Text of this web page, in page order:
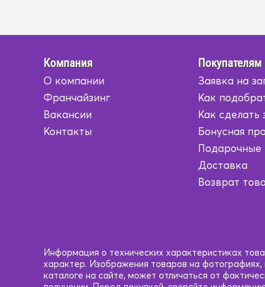
Компания
О компании
Франчайзинг
Вакансии
Контакты
Покупателям
Заявка на
Как
Как сделать
Бонусная
Подарочные
Доставка
Возврат
Информация о технических характеристиках
характер. Изображения товаров на фотографиях,
каталоге на сайте, может отличаться от